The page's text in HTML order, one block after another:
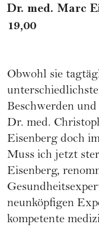
Dr. med. Marc
19,00
Obwohl sie
Beschwerden
Dr. med.
Eisenberg doch
Muss ich jetzt
Eisenberg,
neunköpfigen
kompetente